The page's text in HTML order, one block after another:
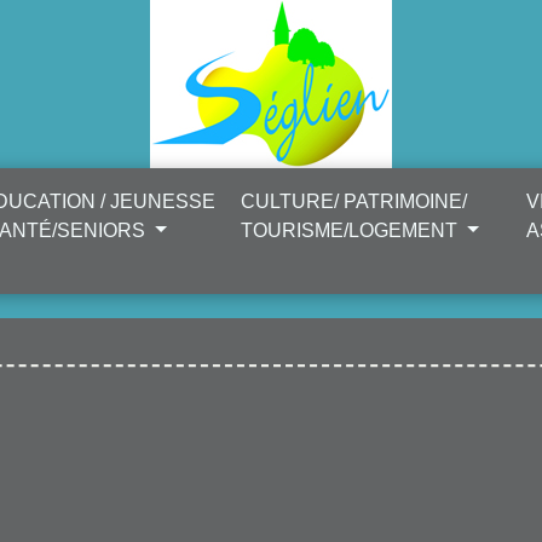
/ JEUNESSE
SENIORS
CULTURE/ PATRIMOINE/
TOURISME/LOGEMENT